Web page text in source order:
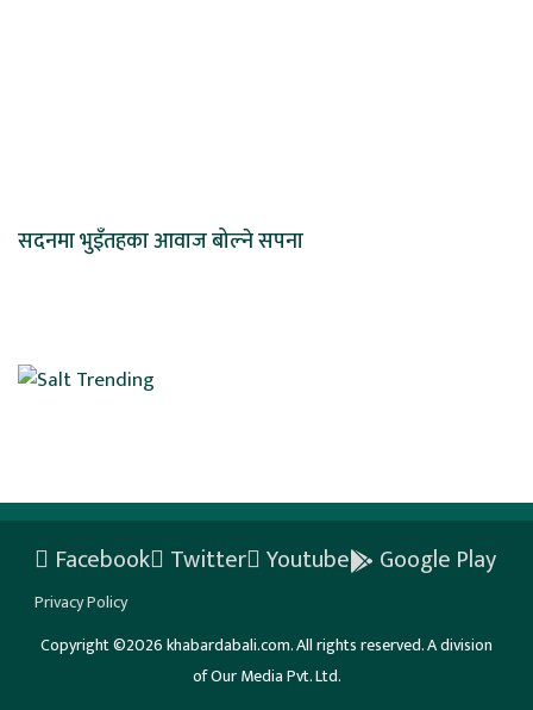
सदनमा भुइँतहका आवाज बोल्ने सपना
Facebook Twitter Youtube Google Play
Privacy Policy
Copyright ©2026 khabardabali.com. All rights reserved. A division
of Our Media Pvt. Ltd.